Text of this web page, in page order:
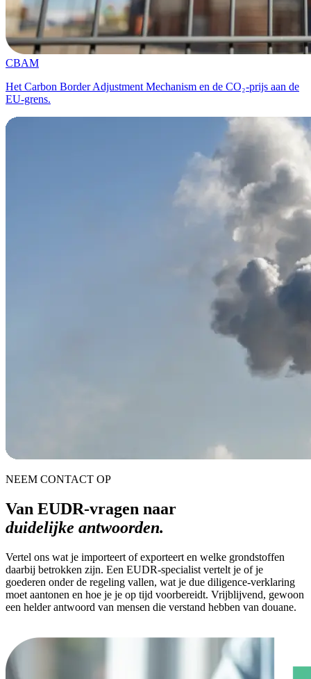
CBAM
Het Carbon Border Adjustment Mechanism en de CO₂-prijs aan de
EU-grens.
NEEM CONTACT OP
Van EUDR-vragen naar
duidelijke antwoorden.
Vertel ons wat je importeert of exporteert en welke grondstoffen
daarbij betrokken zijn. Een EUDR-specialist vertelt je of je
goederen onder de regeling vallen, wat je due diligence-verklaring
moet aantonen en hoe je je op tijd voorbereidt. Vrijblijvend, gewoon
een helder antwoord van mensen die verstand hebben van douane.